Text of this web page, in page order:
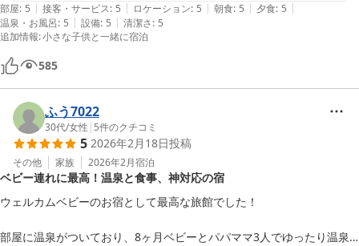
りにもお子さんがいたようで、超静かでなかったので子供の声も紛れて
助かりました。
また、ロビーでビールやカップ麺が買えますが、1つ/1本300円と宿で
の販売にしては良心的でありがたかったです。
ダイヤモンド会員特典で11時チェックアウトにできたこともあり、と
てもゆっくり滞在できました。ありがとうございました。
部屋: 5 | 接客・サービス: 5 | ロケーション: 5 | 朝食: 5 | 夕食: 5 |
温泉・お風呂: 5 | 設備: 5 | 清潔さ: 5
追加情報:小さな子供と一緒に宿泊
585
ふう7022
30代/女性 | 5件のクチコミ
5 2026年2月18日投稿
その他 家族 2026年2月宿泊
ベビー連れに最高！温泉と食事、神対応の宿
ウェルカムベビーのお宿として最高な旅館でした！
部屋に温泉がついており、8ヶ月ベビーとパパママ3人でゆったり温泉